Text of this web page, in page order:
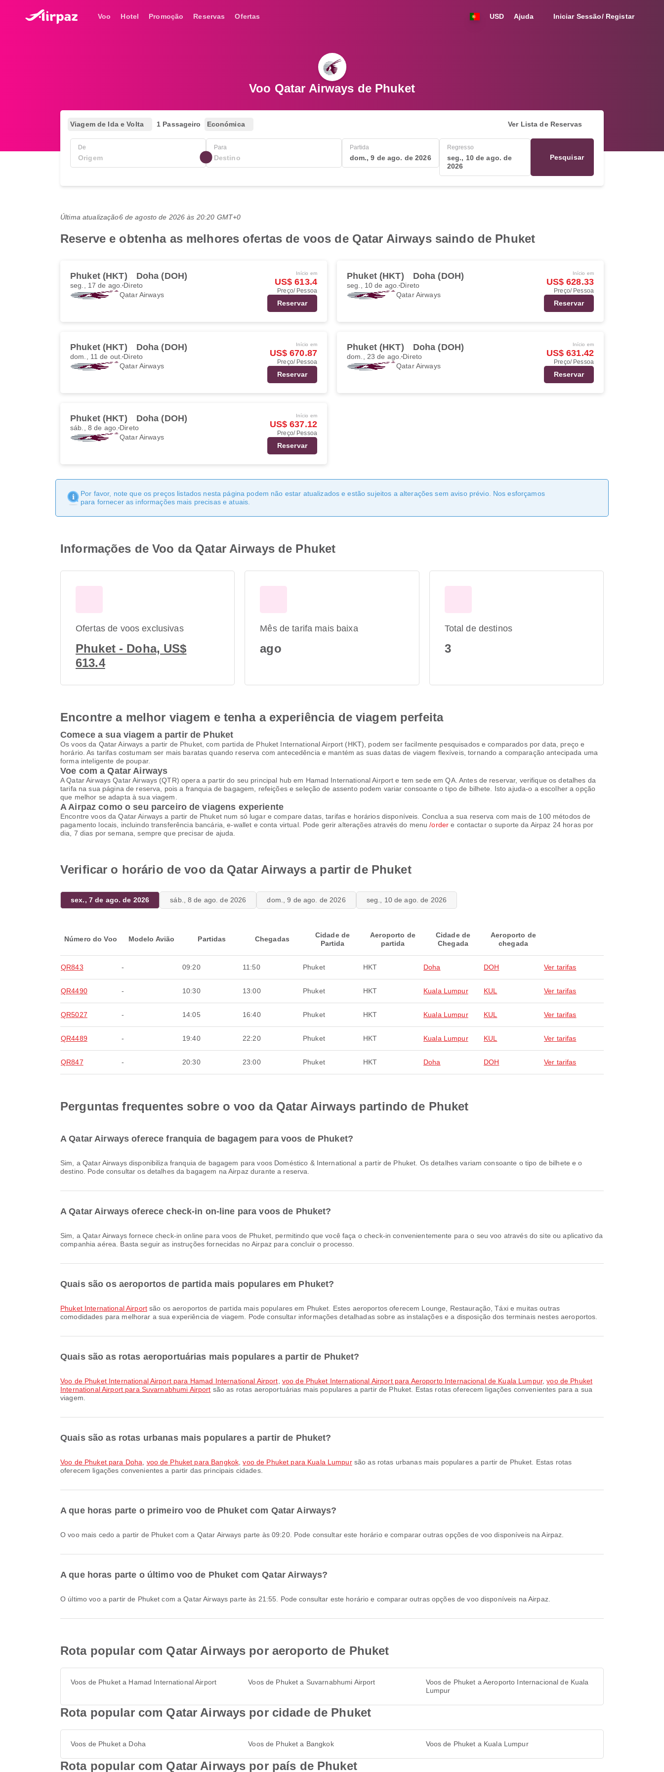
Voo Hotel Promoção Reservas Ofertas USD Ajuda Iniciar Sessão/ Registar
Voo Qatar Airways de Phuket
Viagem de Ida e Volta 1 Passageiro Económica Ver Lista de Reservas
De Para Partida
dom., 9 de ago. de 2026
Regresso
seg., 10 de ago. de
2026
Pesquisar
Última atualização6 de agosto de 2026 às 20:20 GMT+0
Reserve e obtenha as melhores ofertas de voos de Qatar Airways saindo de Phuket
Phuket (HKT) Doha (DOH)
seg., 17 de ago. Direto
Qatar Airways
Início em
US$ 613.4
Preço/ Pessoa
Reservar
Phuket (HKT) Doha (DOH)
seg., 10 de ago. Direto
Qatar Airways
Início em
US$ 628.33
Preço/ Pessoa
Reservar
Phuket (HKT) Doha (DOH)
dom., 11 de out. Direto
Qatar Airways
Início em
US$ 670.87
Preço/ Pessoa
Reservar
Phuket (HKT) Doha (DOH)
dom., 23 de ago. Direto
Qatar Airways
Início em
US$ 631.42
Preço/ Pessoa
Reservar
Phuket (HKT) Doha (DOH)
sáb., 8 de ago. Direto
Qatar Airways
Início em
US$ 637.12
Preço/ Pessoa
Reservar
Por favor, note que os preços listados nesta página podem não estar atualizados e estão sujeitos a alterações sem aviso prévio. Nos esforçamos
para fornecer as informações mais precisas e atuais.
Informações de Voo da Qatar Airways de Phuket
Ofertas de voos exclusivas
Phuket - Doha, US$
613.4
Mês de tarifa mais baixa
ago
Total de destinos
3
Encontre a melhor viagem e tenha a experiência de viagem perfeita
Comece a sua viagem a partir de Phuket
Os voos da Qatar Airways a partir de Phuket, com partida de Phuket International Airport (HKT), podem ser facilmente pesquisados e comparados por data, preço e
horário. As tarifas costumam ser mais baratas quando reserva com antecedência e mantém as suas datas de viagem flexíveis, tornando a comparação antecipada uma
forma inteligente de poupar.
Voe com a Qatar Airways
A Qatar Airways Qatar Airways (QTR) opera a partir do seu principal hub em Hamad International Airport e tem sede em QA. Antes de reservar, verifique os detalhes da
tarifa na sua página de reserva, pois a franquia de bagagem, refeições e seleção de assento podem variar consoante o tipo de bilhete. Isto ajuda-o a escolher a opção
que melhor se adapta à sua viagem.
A Airpaz como o seu parceiro de viagens experiente
Encontre voos da Qatar Airways a partir de Phuket num só lugar e compare datas, tarifas e horários disponíveis. Conclua a sua reserva com mais de 100 métodos de
pagamento locais, incluindo transferência bancária, e-wallet e conta virtual. Pode gerir alterações através do menu/order e contactar o suporte da Airpaz 24 horas por
dia, 7 dias por semana, sempre que precisar de ajuda.
Verificar o horário de voo da Qatar Airways a partir de Phuket
sex., 7 de ago. de 2026 sáb., 8 de ago. de 2026 dom., 9 de ago. de 2026 seg., 10 de ago. de 2026
Número do Voo Modelo Avião Partidas Chegadas
Cidade de
Partida
Aeroporto de
partida
Cidade de
Chegada
Aeroporto de
chegada
QR843 - 09:20 11:50 Phuket HKT Doha DOH Ver tarifas
QR4490 - 10:30 13:00 Phuket HKT Kuala Lumpur KUL Ver tarifas
QR5027 - 14:05 16:40 Phuket HKT Kuala Lumpur KUL Ver tarifas
QR4489 - 19:40 22:20 Phuket HKT Kuala Lumpur KUL Ver tarifas
QR847 - 20:30 23:00 Phuket HKT Doha DOH Ver tarifas
Perguntas frequentes sobre o voo da Qatar Airways partindo de Phuket
A Qatar Airways oferece franquia de bagagem para voos de Phuket?
Sim, a Qatar Airways disponibiliza franquia de bagagem para voos Doméstico & International a partir de Phuket. Os detalhes variam consoante o tipo de bilhete e o
destino. Pode consultar os detalhes da bagagem na Airpaz durante a reserva.
A Qatar Airways oferece check-in on-line para voos de Phuket?
Sim, a Qatar Airways fornece check-in online para voos de Phuket, permitindo que você faça o check-in convenientemente para o seu voo através do site ou aplicativo da
companhia aérea. Basta seguir as instruções fornecidas no Airpaz para concluir o processo.
Quais são os aeroportos de partida mais populares em Phuket?
Phuket International Airportsão os aeroportos de partida mais populares em Phuket. Estes aeroportos oferecem Lounge, Restauração, Táxi e muitas outras
comodidades para melhorar a sua experiência de viagem. Pode consultar informações detalhadas sobre as instalações e a disposição dos terminais nestes aeroportos.
Quais são as rotas aeroportuárias mais populares a partir de Phuket?
voo de Phuket International Airport para Hamad International Airport voo de Phuket International Airport para Aeroporto Internacional de Kuala Lumpur,voo de Phuket
International Airport para Suvarnabhumi Airport são as rotas aeroportuárias mais populares a partir de Phuket. Estas rotas oferecem ligações convenientes para a sua
viagem.
Quais são as rotas urbanas mais populares a partir de Phuket?
voo de Phuket para Doha voo de Phuket para Bangkok ,voo de Phuket para Kuala Lumpursão as rotas urbanas mais populares a partir de Phuket. Estas rotas
oferecem ligações convenientes a partir das principais cidades.
A que horas parte o primeiro voo de Phuket com Qatar Airways?
O voo mais cedo a partir de Phuket com a Qatar Airways parte às 09:20. Pode consultar este horário e comparar outras opções de voo disponíveis na Airpaz.
A que horas parte o último voo de Phuket com Qatar Airways?
O último voo a partir de Phuket com a Qatar Airways parte às 21:55. Pode consultar este horário e comparar outras opções de voo disponíveis na Airpaz.
Rota popular com Qatar Airways por aeroporto de Phuket
Voos de Phuket a Hamad International Airport Voos de Phuket a Suvarnabhumi Airport
Voos de Phuket a Aeroporto Internacional de Kuala
Lumpur
Rota popular com Qatar Airways por cidade de Phuket
Voos de Phuket a Doha Voos de Phuket a Bangkok Voos de Phuket a Kuala Lumpur
Rota popular com Qatar Airways por país de Phuket